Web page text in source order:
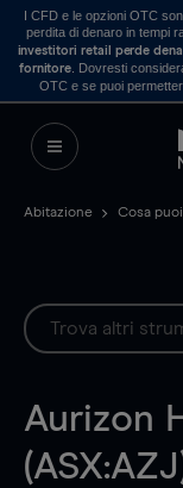
I CFD e le opzioni OTC
perdita di denaro in tempi
investitori retail perde
fornitore . Dovresti
OTC e se puoi
Abitazione Cosa
Aurizon